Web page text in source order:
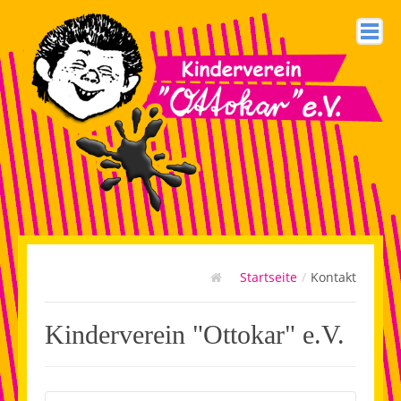
Home
Kontakt
Login
Startseite / Kontakt
Kinderverein "Ottokar" e.V.